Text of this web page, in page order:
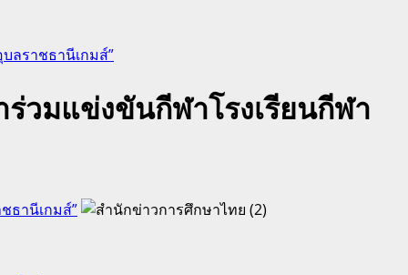
ลราชธานีเกมส์”
วมแข่งขันกีฬาโรงเรียนกีฬา
ธานีเกมส์”